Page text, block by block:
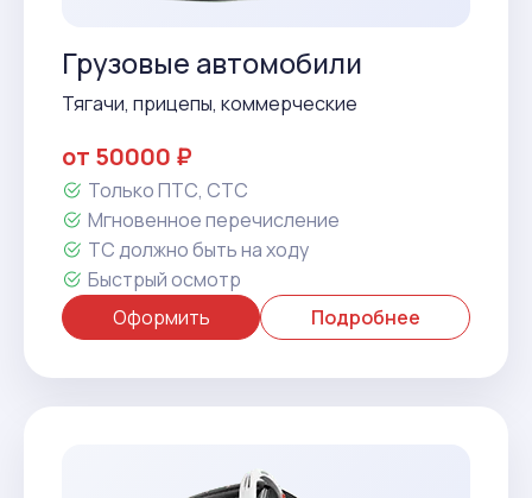
Грузовые автомобили
Тягачи, прицепы, коммерческие
от 50000 ₽
Только ПТС, СТС
Мгновенное перечисление
ТС должно быть на ходу
Быстрый осмотр
Оформить
Подробнее